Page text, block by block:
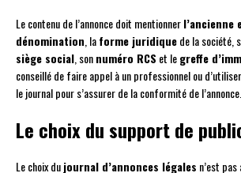
Le contenu de l’annonce doit mentionnerl’ancienne
dénomination, laforme juridiquede la société,
siège social, sonnuméro RCS et legreffe
conseillé de faire appel à un professionnel ou
le journal pour s’assurer de la conformité de l’annonce.
Le choix du support de
Le choix dujournal d’annonces légales n’est